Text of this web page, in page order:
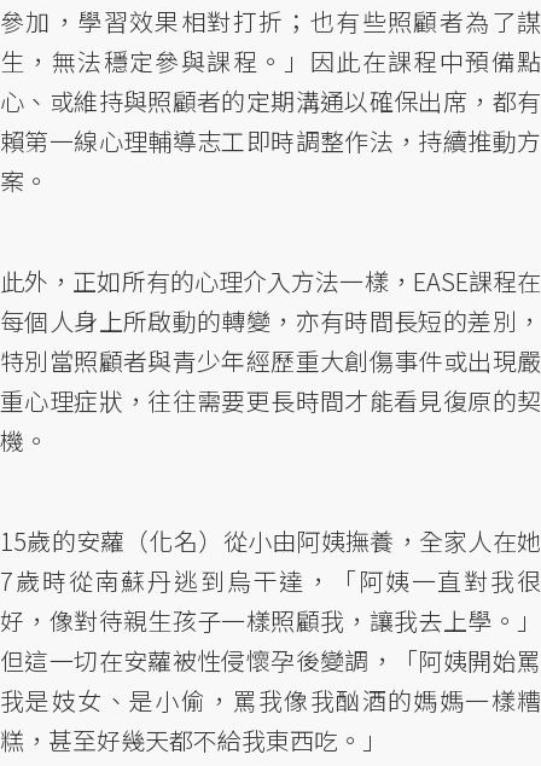
參加，學習效果相對打折；也有些照顧者為了謀
生，無法穩定參與課程。」因此在課程中預備點
心、或維持與照顧者的定期溝通以確保出席，都有
賴第一線心理輔導志工即時調整作法，持續推動方
案。
此外，正如所有的心理介入方法一樣，EASE課程在
每個人身上所啟動的轉變，亦有時間長短的差別，
特別當照顧者與青少年經歷重大創傷事件或出現嚴
重心理症狀，往往需要更長時間才能看見復原的契
機。
15歲的安蘿（化名）從小由阿姨撫養，全家人在她
7歲時從南蘇丹逃到烏干達，「阿姨一直對我很
好，像對待親生孩子一樣照顧我，讓我去上學。」
但這一切在安蘿被性侵懷孕後變調，「阿姨開始罵
我是妓女、是小偷，罵我像我酗酒的媽媽一樣糟
糕，甚至好幾天都不給我東西吃。」